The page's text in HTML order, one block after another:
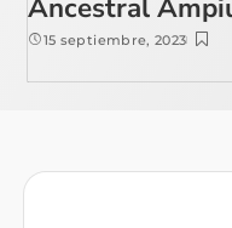
Ancestral
15 septiembre, 2023